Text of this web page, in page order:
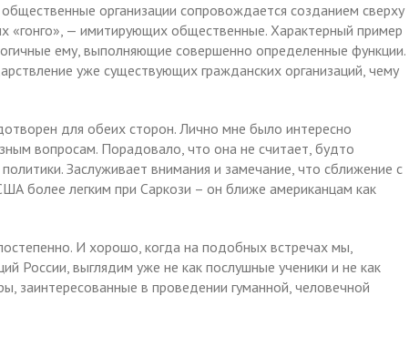
организации сопровождается созданием сверху
«гонго», — имитирующих общественные. Характерный пример
ему, выполняющие совершенно определенные функции.
уже существующих гражданских организаций, чему
для обеих сторон. Лично мне было интересно
вопросам. Порадовало, что она не считает, будто
Заслуживает внимания и замечание, что сближение с
более легким при Саркози – он ближе американцам как
И хорошо, когда на подобных встречах мы,
России, выглядим уже не как послушные ученики и не как
заинтересованные в проведении гуманной, человечной